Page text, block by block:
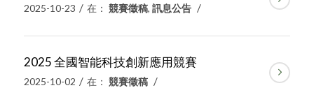
2025-10-23 / 在： 競賽徵稿, 訊息公告 /
2025 全國智能科技創新應用競賽
2025-10-02 / 在： 競賽徵稿 /